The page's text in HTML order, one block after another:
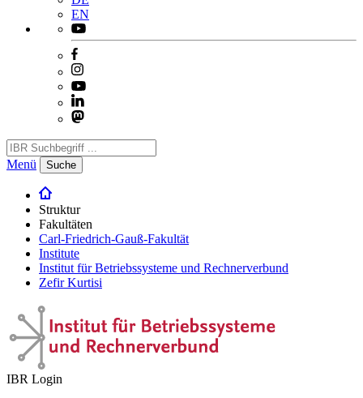
EN
Menü Suche
Struktur
Fakultäten
Carl-Friedrich-Gauß-Fakultät
Institute
Institut für Betriebssysteme und Rechnerverbund
Zefir Kurtisi
IBR Login